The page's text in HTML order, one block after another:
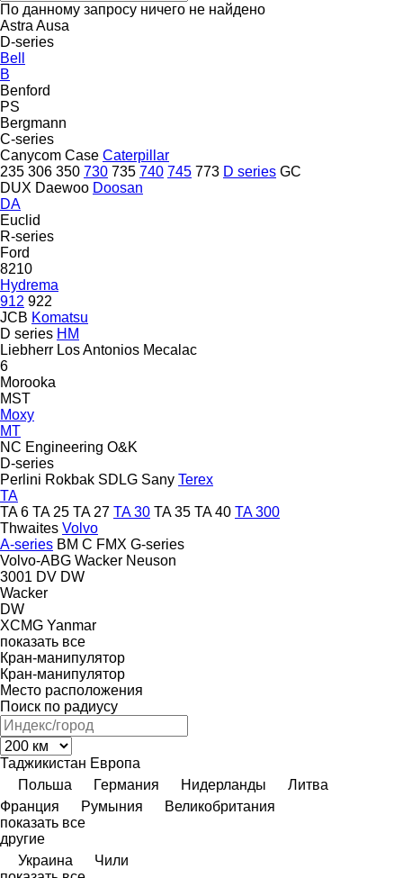
По данному запросу ничего не найдено
Astra Ausa
D-series
Bell
B
Benford
PS
Bergmann
C-series
Canycom Case Caterpillar
235 306 350 730 735 740 745 773 D series GC
DUX Daewoo Doosan
DA
Euclid
R-series
Ford
8210
Hydrema
912 922
JCB Komatsu
D series HM
Liebherr Los Antonios Mecalac
6
Morooka
MST
Moxy
MT
NC Engineering O&K
D-series
Perlini Rokbak SDLG Sany Terex
TA
TA 6 TA 25 TA 27 TA 30 TA 35 TA 40 TA 300
Thwaites Volvo
A-series BM C FMX G-series
Volvo-ABG Wacker Neuson
3001 DV DW
Wacker
DW
XCMG Yanmar
показать все
Кран-манипулятор
Кран-манипулятор
Место расположения
Поиск по радиусу
Таджикистан Европа
Польша
Германия Нидерланды
Литва
Франция
Румыния
Великобритания
показать все
другие
Украина
Чили